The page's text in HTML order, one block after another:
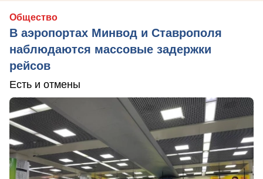
Общество
В аэропортах Минвод и Ставрополя
наблюдаются массовые задержки
рейсов
Есть и отмены